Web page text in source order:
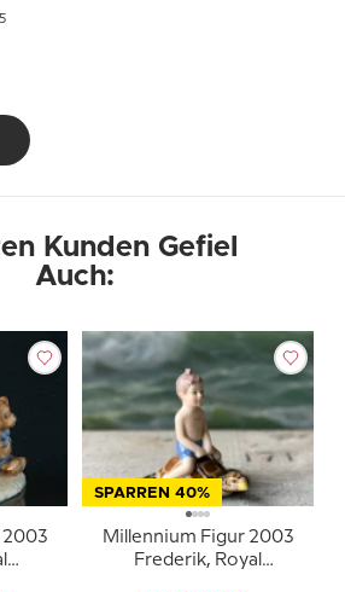
Kunden Gefiel
Auch:
2003
SPARREN 40%
Millennium Figur 2003
Frederik, Royal